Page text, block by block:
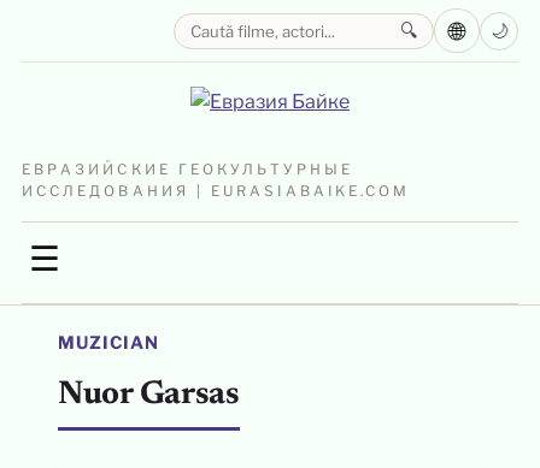
ЕВРАЗИЙСКИЕ ГЕОКУЛЬТУРНЫЕ
ИССЛЕДОВАНИЯ | EURASIABAIKE.COM
☰
🔍 🌐 🌙
MUZICIAN
Nuor Garsas